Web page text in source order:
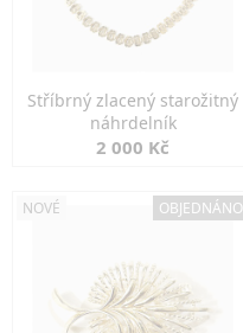
Stříbrný zlacený starožitný
náhrdelník
2 000 Kč
NOVÉ OBJEDNÁNO